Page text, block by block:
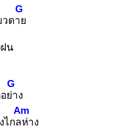
วดาย
G
ฝน
ย่า
G
ง
ไกลห่
Am
าง